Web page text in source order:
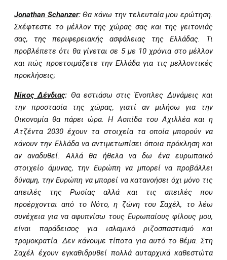
Jonathan Schanzer:Θα κάνω την τελευταία μου ερώτηση.
Σκέφτεστε το μέλλον της χώρας σας και της γειτονιάς
σας, της περιφερειακής ασφάλειας της Ελλάδας. Τι
προβλέπετε ότι θα γίνεται σε 5 με 10 χρόνια στο μέλλον
και πώς προετοιμάζετε την Ελλάδα για τις μελλοντικές
προκλήσεις;
Νίκος Δένδιας: Θα εστιάσω στις Ένοπλες Δυνάμεις και
την προστασία της χώρας, γιατί αν μιλήσω για την
Οικονομία θα πάρει ώρα. Η Ασπίδα του Αχιλλέα και η
Ατζέντα 2030 έχουν τα στοιχεία τα οποία μπορούν να
κάνουν την Ελλάδα να αντιμετωπίσει όποια πρόκληση και
αν αναδυθεί. Αλλά θα ήθελα να δω ένα ευρωπαϊκό
στοιχείο άμυνας, την Ευρώπη να μπορεί να προβάλλει
δύναμη, την Ευρώπη να μπορεί να κατανοήσει όχι μόνο τις
απειλές της Ρωσίας αλλά και τις απειλές που
προέρχονται από το Νότο, η ζώνη του Σαχέλ, το λέω
συνέχεια για να αφυπνίσω τους Ευρωπαίους φίλους μου,
είναι παράδεισος για ισλαμικό ριζοσπαστισμό και
τρομοκρατία. Δεν κάνουμε τίποτα για αυτό το θέμα. Στη
Σαχέλ έχουν εγκαθιδρυθεί πολλά αυταρχικά καθεστώτα